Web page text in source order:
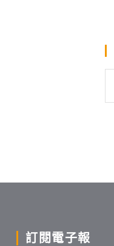
訂閱電子報